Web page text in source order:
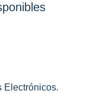
Electrónicos.